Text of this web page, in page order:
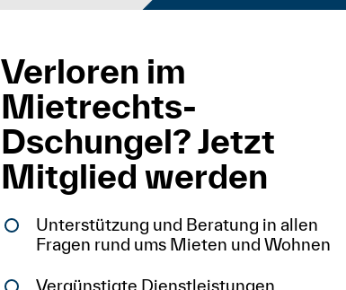
Verloren im
Mietrechts-
Dschungel? Jetzt
Mitglied werden
Unterstützung und Beratung in allen
Fragen rund ums Mieten und Wohnen
Vergünstigte Dienstleistungen